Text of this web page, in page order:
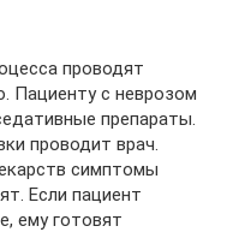
проводят
Пациенту с неврозом
препараты.
проводит врач.
симптомы
Если пациент
ему готовят